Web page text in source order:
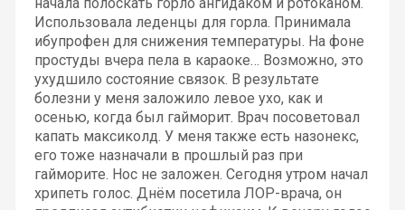
Использовала леденцы для горла. Принимала
ибупрофен для снижения температуры. На фоне
простуды вчера пела в караоке… Возможно, это
ухудшило состояние связок. В результате
болезни у меня заложило левое ухо, как и
осенью, когда был гайморит. Врач посоветовал
капать максиколд. У меня также есть назонекс,
его тоже назначали в прошлый раз при
гайморите. Нос не заложен. Сегодня утром начал
хрипеть голос. Днём посетила ЛОР-врача, он